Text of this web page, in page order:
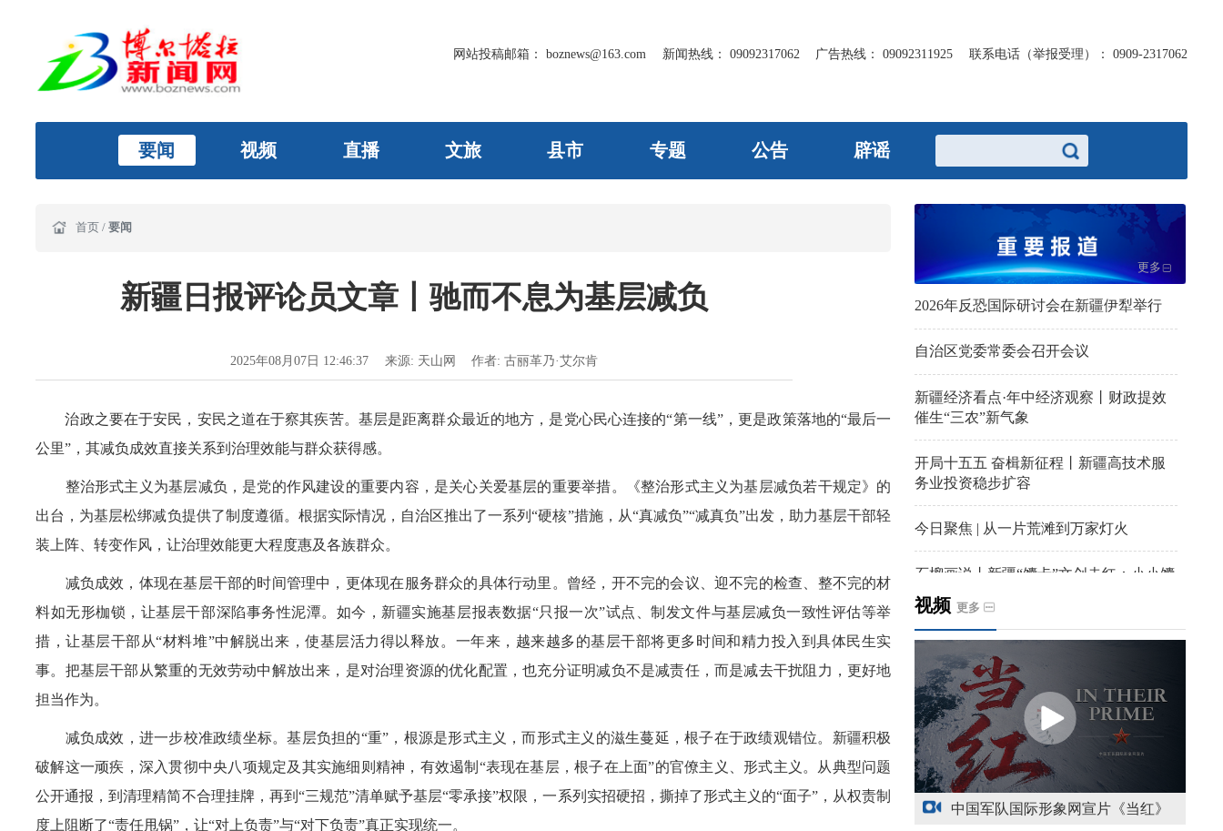
网站投稿邮箱：boznews@163.com 新闻热线： 09092317062 广告热线：09092311925 联系电话（举报受理）： 0909-2317062
要闻 视频 直播 文旅 县市 专题 公告 辟谣
首页 / 要闻
新疆日报评论员文章丨驰而不息为基层减负
2025年08月07日 12:46:37 来源: 天山网 作者:古丽革乃·艾尔肯
治政之要在于安民，安民之道在于察其疾苦。基层是距离群众最近的地方，是党心民心连接的“第一线”，更是政策落地的“最后一
公里”，其减负成效直接关系到治理效能与群众获得感。
整治形式主义为基层减负，是党的作风建设的重要内容，是关心关爱基层的重要举措。《整治形式主义为基层减负若干规定》的
出台，为基层松绑减负提供了制度遵循。根据实际情况，自治区推出了一系列“硬核”措施，从“真减负”“减真负”出发，助力基层干部轻
装上阵、转变作风，让治理效能更大程度惠及各族群众。
减负成效，体现在基层干部的时间管理中，更体现在服务群众的具体行动里。曾经，开不完的会议、迎不完的检查、整不完的材
料如无形枷锁，让基层干部深陷事务性泥潭。如今，新疆实施基层报表数据“只报一次”试点、制发文件与基层减负一致性评估等举
措，让基层干部从“材料堆”中解脱出来，使基层活力得以释放。一年来，越来越多的基层干部将更多时间和精力投入到具体民生实
事。把基层干部从繁重的无效劳动中解放出来，是对治理资源的优化配置，也充分证明减负不是减责任，而是减去干扰阻力，更好地
担当作为。
减负成效，进一步校准政绩坐标。基层负担的“重”，根源是形式主义，而形式主义的滋生蔓延，根子在于政绩观错位。新疆积极
破解这一顽疾，深入贯彻中央八项规定及其实施细则精神，有效遏制“表现在基层，根子在上面”的官僚主义、形式主义。从典型问题
公开通报，到清理精简不合理挂牌，再到“三规范”清单赋予基层“零承接”权限，一系列实招硬招，撕掉了形式主义的“面子”，从权责制
度上阻断了“责任甩锅”，让“对上负责”与“对下负责”真正实现统一。
更多
2026年反恐国际研讨会在新疆伊犁举行
自治区党委常委会召开会议
新疆经济看点·年中经济观察丨财政提效
催生“三农”新气象
开局十五五 奋楫新征程丨新疆高技术服
务业投资稳步扩容
今日聚焦 | 从一片荒滩到万家灯火
石榴画说丨新疆“馕卡”文创走红：小小馕
饼变身城市文旅IP名片
天山观察丨暑期AI研学热，孩子们究竟学
到什么
给祖国“镶金边”！G219+G331描绘新疆风
光与发展新画卷
新疆多点发力完善水利基础设施
援疆心语｜千里赴疆 以影像微光护百姓
视频 更多
中国军队国际形象网宣片《当红》